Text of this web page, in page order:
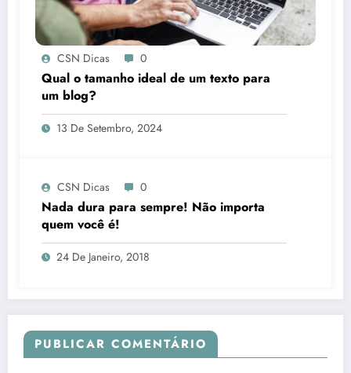
CSN Dicas 0
Qual o tamanho ideal de um texto para
um blog?
13 De Setembro, 2024
CSN Dicas 0
Nada dura para sempre! Não importa
quem você é!
24 De Janeiro, 2018
PUBLICAR COMENTÁRIO